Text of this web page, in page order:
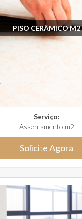
PISO CERÂMICO M2
Serviço:
Assentamento m2
Solicite Agora